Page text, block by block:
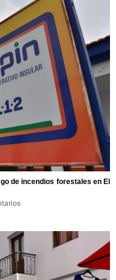
de incendios forestales en El